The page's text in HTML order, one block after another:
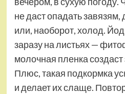
не даст опадать
или, наоборот, холод.
заразу на листьях —
молочная пленка
Плюс, такая подкормка
и делает их слаще.